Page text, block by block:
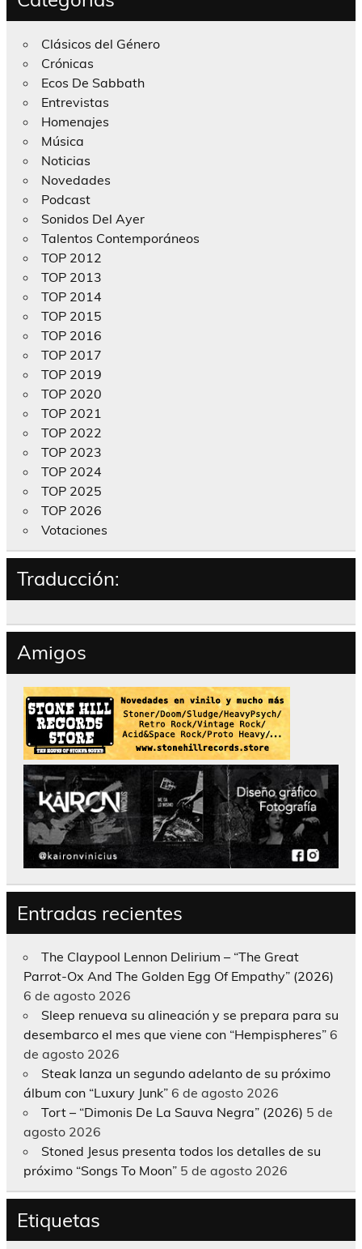
Clásicos del Género
Crónicas
Ecos De Sabbath
Entrevistas
Homenajes
Música
Noticias
Novedades
Podcast
Sonidos Del Ayer
Talentos Contemporáneos
TOP 2012
TOP 2013
TOP 2014
TOP 2015
TOP 2016
TOP 2017
TOP 2019
TOP 2020
TOP 2021
TOP 2022
TOP 2023
TOP 2024
TOP 2025
TOP 2026
Votaciones
Traducción:
Amigos
Entradas recientes
The Claypool Lennon Delirium – “The Great
Parrot-Ox And The Golden Egg Of Empathy” (2026)
6 de agosto 2026
Sleep renueva su alineación y se prepara para su
desembarco el mes que viene con “Hempispheres” 6
de agosto 2026
Steak lanza un segundo adelanto de su próximo
álbum con “Luxury Junk” 6 de agosto 2026
Tort – “Dimonis De La Sauva Negra” (2026) 5 de
agosto 2026
Stoned Jesus presenta todos los detalles de su
próximo “Songs To Moon” 5 de agosto 2026
Etiquetas